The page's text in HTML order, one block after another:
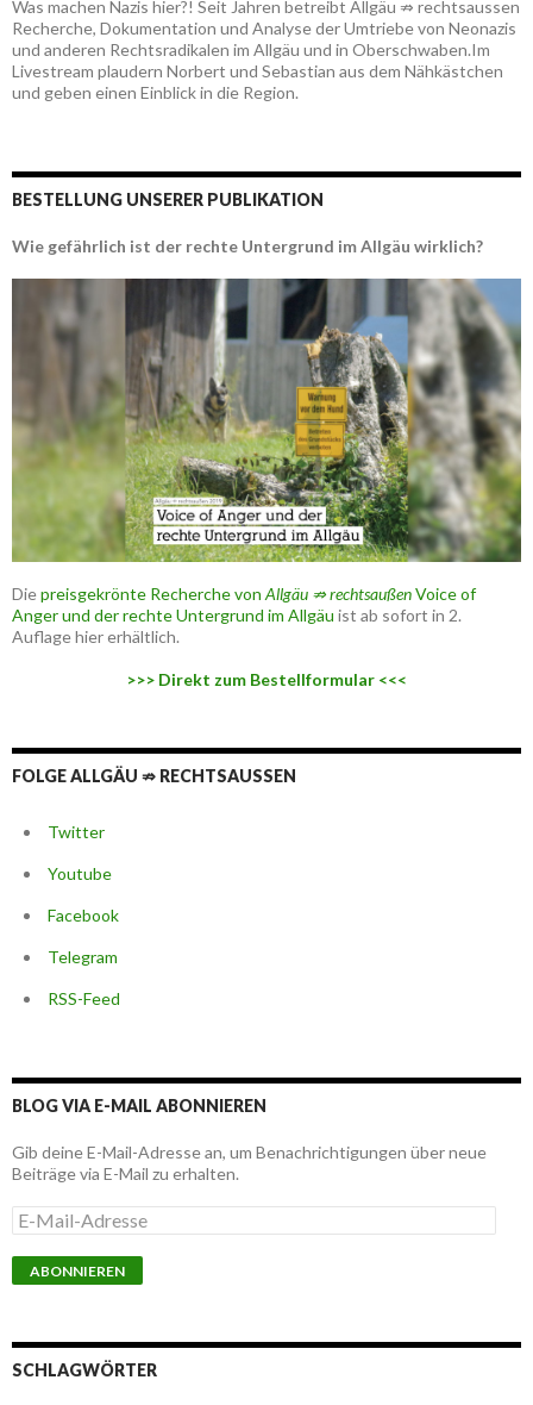
Was machen Nazis hier?! Seit Jahren betreibt Allgäu ⇏ rechtsaussen
Recherche, Dokumentation und Analyse der Umtriebe von Neonazis
und anderen Rechtsradikalen im Allgäu und in Oberschwaben.Im
Livestream plaudern Norbert und Sebastian aus dem Nähkästchen
und geben einen Einblick in die Region.
BESTELLUNG UNSERER PUBLIKATION
Wie gefährlich ist der rechte Untergrund im Allgäu wirklich?
Diepreisgekrönte Recherche von Allgäu ⇏ rechtsaußenVoice of
Anger und der rechte Untergrund im Allgäu ist ab sofort in 2.
Auflage hier erhältlich.
>>> Direkt zum Bestellformular <<<
FOLGE ALLGÄU ⇏ RECHTSAUSSEN
Twitter
Youtube
Facebook
Telegram
RSS-Feed
BLOG VIA E-MAIL ABONNIEREN
Gib deine E-Mail-Adresse an, um Benachrichtigungen über neue
Beiträge via E-Mail zu erhalten.
E
-
M
a
-
A
SCHLAGWÖRTER